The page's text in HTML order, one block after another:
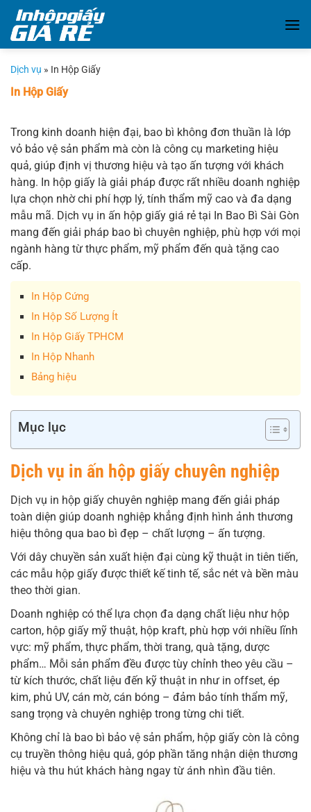
Chuyển
đến
nội
Dịch vụ » In Hộp Giấy
In Hộp Giấy
Trong kinh doanh hiện đại, bao bì không đơn thuần là lớp
vỏ bảo vệ sản phẩm mà còn là công cụ marketing hiệu
quả, giúp định vị thương hiệu và tạo ấn tượng với khách
hàng. In hộp giấy là giải pháp được rất nhiều doanh nghiệp
lựa chọn nhờ chi phí hợp lý, tính thẩm mỹ cao và đa dạng
mẫu mã. Dịch vụ in ấn hộp giấy giá rẻ tại In Bao Bì Sài Gòn
mang đến giải pháp bao bì chuyên nghiệp, phù hợp với mọi
ngành hàng từ thực phẩm, mỹ phẩm đến quà tặng cao
cấp.
In Hộp Cứng
In Hộp Số Lượng Ít
In Hộp Giấy TPHCM
In Hộp Nhanh
Bảng hiệu
Mục lục
Dịch vụ in ấn hộp giấy chuyên nghiệp
Dịch vụ in hộp giấy chuyên nghiệp mang đến giải pháp
toàn diện giúp doanh nghiệp khẳng định hình ảnh thương
hiệu thông qua bao bì đẹp – chất lượng – ấn tượng.
Với dây chuyền sản xuất hiện đại cùng kỹ thuật in tiên tiến,
các mẫu hộp giấy được thiết kế tinh tế, sắc nét và bền màu
theo thời gian.
Doanh nghiệp có thể lựa chọn đa dạng chất liệu như hộp
carton, hộp giấy mỹ thuật, hộp kraft, phù hợp với nhiều lĩnh
vực: mỹ phẩm, thực phẩm, thời trang, quà tặng, dược
phẩm… Mỗi sản phẩm đều được tùy chỉnh theo yêu cầu –
từ kích thước, chất liệu đến kỹ thuật in như in offset, ép
kim, phủ UV, cán mờ, cán bóng – đảm bảo tính thẩm mỹ,
sang trọng và chuyên nghiệp trong từng chi tiết.
Không chỉ là bao bì bảo vệ sản phẩm, hộp giấy còn là công
cụ truyền thông hiệu quả, góp phần tăng nhận diện thương
hiệu và thu hút khách hàng ngay từ ánh nhìn đầu tiên.